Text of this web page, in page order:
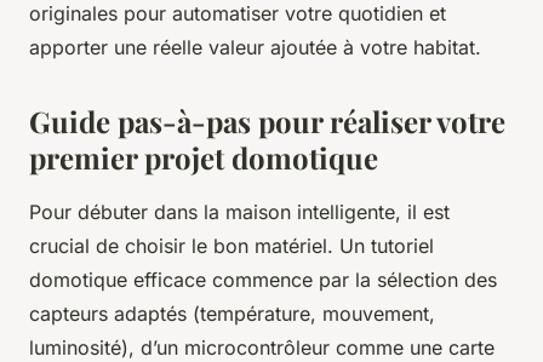
originales pour automatiser votre quotidien et
apporter une réelle valeur ajoutée à votre habitat.
Guide pas-à-pas pour réaliser votre
premier projet domotique
Pour débuter dans la maison intelligente, il est
crucial de choisir le bon matériel. Un tutoriel
domotique efficace commence par la sélection des
capteurs adaptés (température, mouvement,
luminosité), d’un microcontrôleur comme une carte